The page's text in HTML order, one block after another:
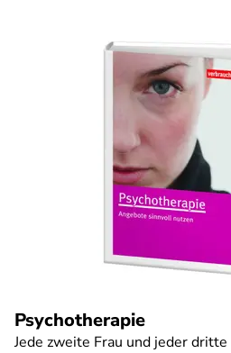
Psychotherapie
Jede zweite Frau und jeder